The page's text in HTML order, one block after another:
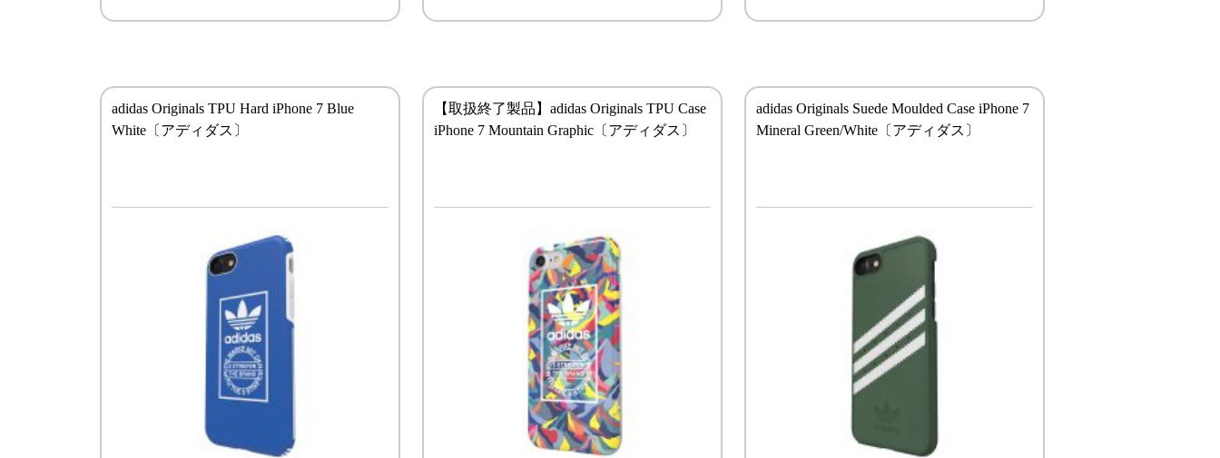
adidas Originals TPU Hard iPhone 7 Blue
White〔アディダス〕
【取扱終了製品】adidas Originals TPU Case
iPhone 7 Mountain Graphic〔アディダス〕
adidas Originals Suede Moulded Case iPhone 7
Mineral Green/White〔アディダス〕